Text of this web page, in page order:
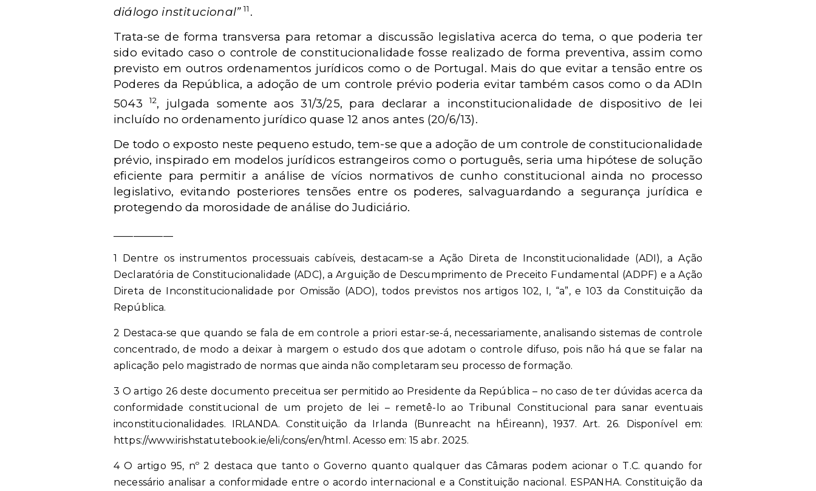
diálogo institucional” 11 .
Trata-se de forma transversa para retomar a discussão legislativa acerca do tema, o que poderia ter
sido evitado caso o controle de constitucionalidade fosse realizado de forma preventiva, assim como
previsto em outros ordenamentos jurídicos como o de Portugal. Mais do que evitar a tensão entre os
Poderes da República, a adoção de um controle prévio poderia evitar também casos como o da ADIn
5043
12, julgada somente aos 31/3/25, para declarar a inconstitucionalidade de dispositivo de lei
incluído no ordenamento jurídico quase 12 anos antes (20/6/13).
De todo o exposto neste pequeno estudo, tem-se que a adoção de um controle de constitucionalidade
prévio, inspirado em modelos jurídicos estrangeiros como o português, seria uma hipótese de solução
eficiente para permitir a análise de vícios normativos de cunho constitucional ainda no processo
legislativo, evitando posteriores tensões entre os poderes, salvaguardando a segurança jurídica e
protegendo da morosidade de análise do Judiciário.
1 Dentre os instrumentos processuais cabíveis, destacam-se a Ação Direta de Inconstitucionalidade (ADI), a Ação
Declaratória de Constitucionalidade (ADC), a Arguição de Descumprimento de Preceito Fundamental (ADPF) e a Ação
Direta de Inconstitucionalidade por Omissão (ADO), todos previstos nos artigos 102, I, “a”, e 103 da Constituição da
República.
2 Destaca-se que quando se fala de em controle a priori estar-se-á, necessariamente, analisando sistemas de controle
concentrado, de modo a deixar à margem o estudo dos que adotam o controle difuso, pois não há que se falar na
aplicação pelo magistrado de normas que ainda não completaram seu processo de formação.
3 O artigo 26 deste documento preceitua ser permitido ao Presidente da República – no caso de ter dúvidas acerca da
conformidade constitucional de um projeto de lei – remetê-lo ao Tribunal Constitucional para sanar eventuais
inconstitucionalidades. IRLANDA. Constituição da Irlanda (Bunreacht na hÉireann), 1937. Art. 26. Disponível em:
https://www.irishstatutebook.ie/eli/cons/en/html. Acesso em: 15 abr. 2025.
4 O artigo 95, nº 2 destaca que tanto o Governo quanto qualquer das Câmaras podem acionar o T.C. quando for
necessário analisar a conformidade entre o acordo internacional e a Constituição nacional. ESPANHA. Constituição da